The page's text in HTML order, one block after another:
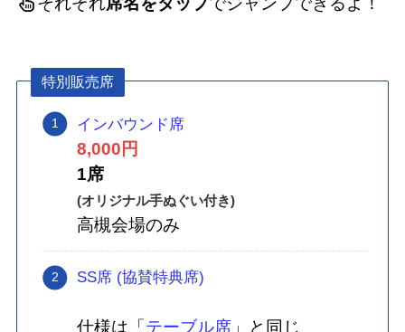
特別販売席
インバウンド席
8,000円
1席
(オリジナル手ぬぐい付き)
高槻会場のみ
SS席 (協賛特典席)
仕様は「 テーブル席」と同じ